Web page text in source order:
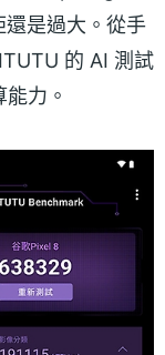
是過大。從手
的 AI 測試
力。